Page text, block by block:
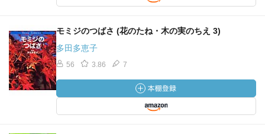
モミジのつばさ (花のたね・木の実のちえ 3)
多田多恵子
56 3.86 7